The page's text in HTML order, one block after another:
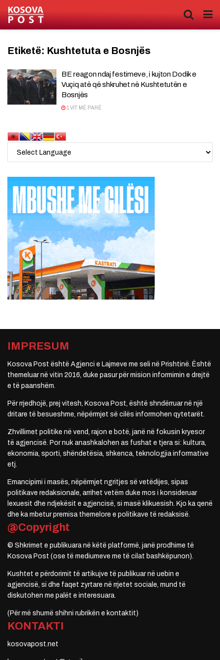
Etiketë: Kushtetuta e Bosnjës
BE reagon ndaj festimeve, i kujton Dodik e
Vuçiq atë që shkruhet në Kushtetutën e
Bosnjës
1 VIT MË PARË
IMPRESUM
Kosova Post është Agjenci e Lajmeve me seli në Prishtinë. Është
themeluar në vitin 2016, duke pasur për mision informimin e drejtë
e të paanshëm.
Për rrjedhojë, prej vitesh, Kosova Post, është shndërruar në një
dritare të besueshme, nëpërmjet së cilës informohen qytetarët.
Zhvillimet politike në vend, rajon e botë, janë në fokusin kryesor
të agjencisë. Por nuk anashkalohen as fushat e tjera si: kultura,
ekonomia, sporti, shëndetësia, shkenca, teknologjia informative
etj.
Emancipimi i masës, nëpërmjet ngritjes së vetëdijes, sipas
politikave redaksionale, arrihet vetëm duke mos i konsideruar
lexuesit dhe ndjekësit e agjencisë, si masë klikuesish. Kjo ka qenë
dhe ka mbetur premisa themelore e politikave të redaksisë.
@Copyright
© Shkrimet e publikuara në këtë platformë, janë prodhime të
Kosova Post (ose të mediumeve me të cilat bashkëpunon).
Kushtet e përdorimit të artikujve të publikuar në uebin e
agjencisë, si dhe faqet zyrtare në rrjetet sociale, mund të
diskutohen me palët e interesuara.
(Për më shumë shihni rubrikën e kontaktit)
KONTAKTI
kosovapost.net